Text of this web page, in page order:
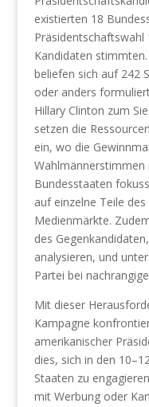
existierten 18
Kandidaten
beliefen sich auf 242
oder anders
Hillary Clinton zum
setzen die
ein, wo die
Wahlmännerstimmen
Bundesstaaten
auf einzelne Teile
Medienmärkte.
des
analysieren, und
Partei bei
Mit dieser
Kampagne
amerikanischer
dies, sich in den
Staaten zu
mit Werbung oder